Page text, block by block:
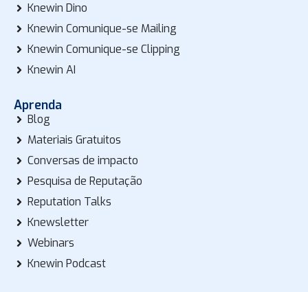
Knewin Dino
Knewin Comunique-se Mailing
Knewin Comunique-se Clipping
Knewin AI
Aprenda
Blog
Materiais Gratuitos
Conversas de impacto
Pesquisa de Reputação
Reputation Talks
Knewsletter
Webinars
Knewin Podcast